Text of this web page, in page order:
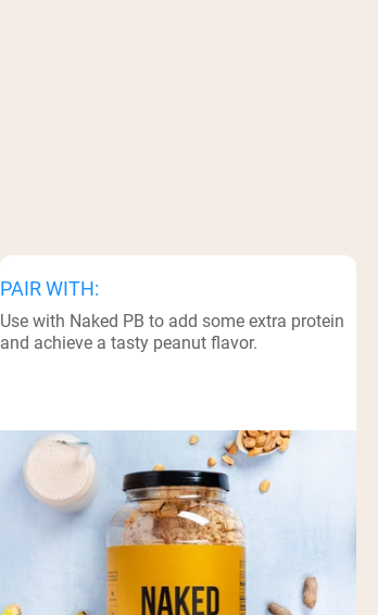
PAIR WITH:
Use with Naked PB to add some extra protein
and achieve a tasty peanut flavor.